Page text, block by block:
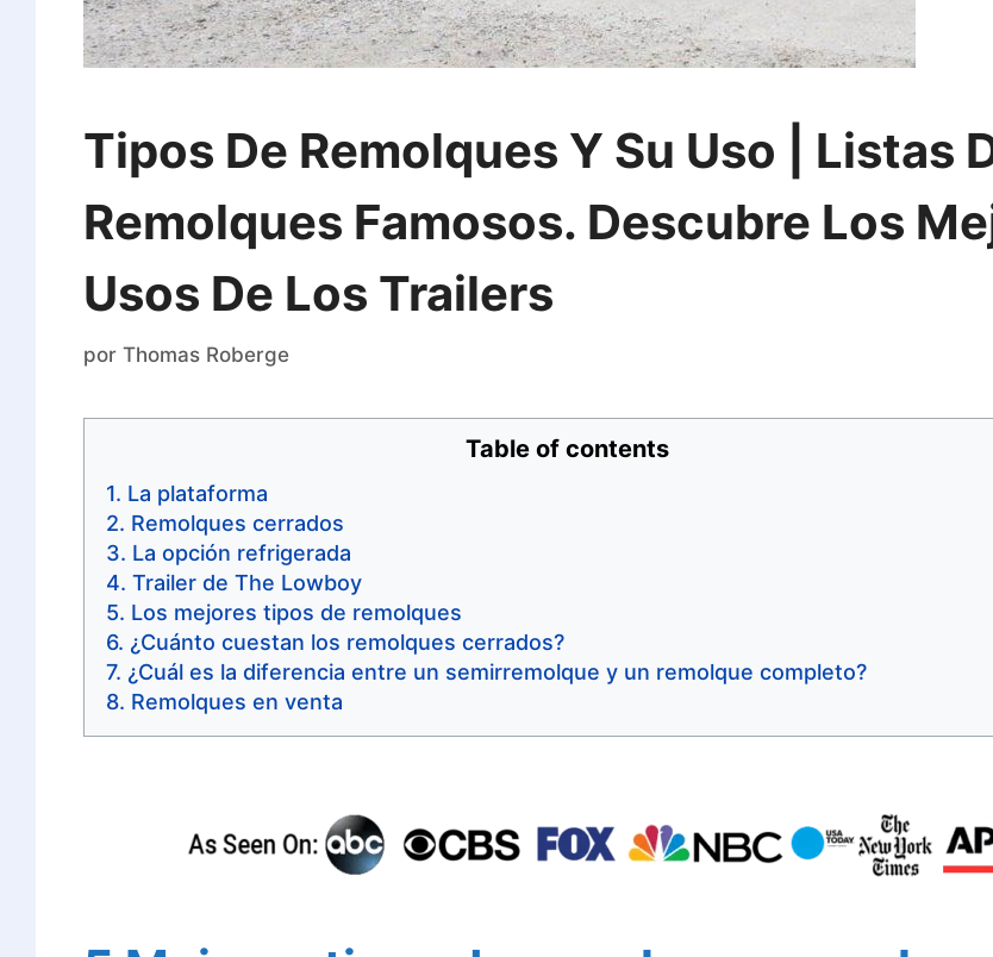
Tipos De Remolques Y Su Uso | Listas
Remolques Famosos. Descubre Los
Usos De Los Trailers
por Thomas Roberge
Table of contents
La plataforma
Remolques cerrados
La opción refrigerada
Trailer de The Lowboy
Los mejores tipos de remolques
¿Cuánto cuestan los remolques cerrados?
¿Cuál es la diferencia entre un semirremolque y un remolque completo?
Remolques en venta